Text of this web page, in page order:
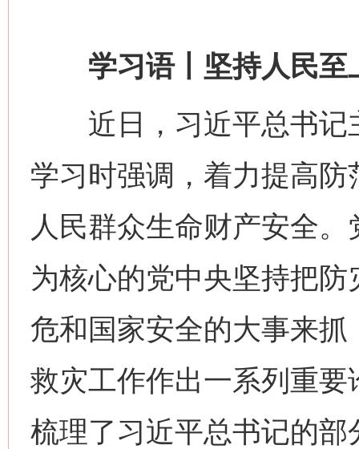
学习语丨坚持人民至
近日，习近平总书记
学习时强调，着力提高
人民群众生命财产安全
为核心的党中央坚持把
危和国家安全的大事来
救灾工作作出一系列重
梳理了习近平总书记的